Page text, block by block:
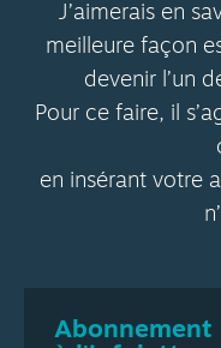
J’aimerais en
meilleure façon
devenir l’un
Pour ce faire, il
en insérant votre
Abonnement